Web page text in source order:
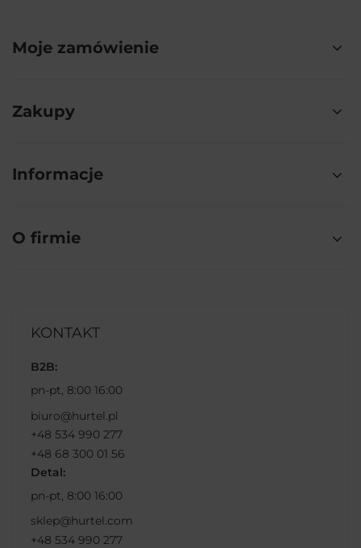
Moje zamówienie
Zakupy
Informacje
O firmie
KONTAKT
B2B:
pn-pt, 8:00 16:00
biuro@hurtel.pl
+48 534 990 277
+48 68 300 01 56
Detal:
pn-pt, 8:00 16:00
sklep@hurtel.com
+48 534 990 277